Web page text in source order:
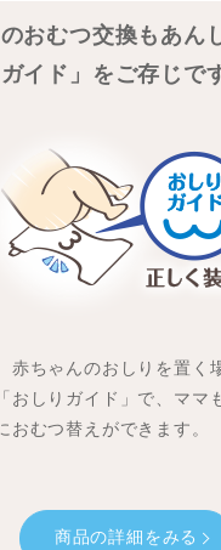
おむつ交換もあん
イド」をご存じで
赤ちゃんのおしりを置く
おしりガイド」で、ママ
おむつ替えができます。
商品の詳細をみる